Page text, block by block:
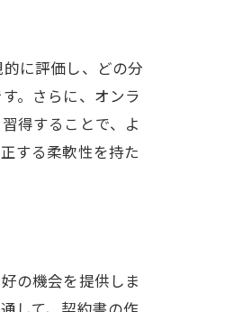
に評価し、どの分
。さらに、オンラ
得することで、よ
する柔軟性を持た
の機会を提供しま